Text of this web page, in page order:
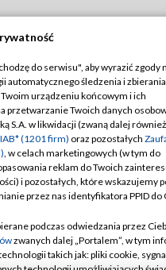
TVP
TVP
Cyfrowa
Regulamin TVP
Polityka prywatności
Moje zgody
Pomoc
Kontakt
do serwisu", aby wyrazić zgody
automatycznego śledzenia i
urządzeniu końcowym i ich
przetwarzanie Twoich danych
S.A. w likwidacji (zwaną dalej również
(1201 firm) oraz pozostałych
, w celach marketingowych (w tym do
reklam do Twoich
i pozostałych, które wskazujemy
przez nas identyfikatora PPID do
podczas odwiedzania przez
zwanych dalej „Portalem”, w tym
takich jak: pliki cookie,